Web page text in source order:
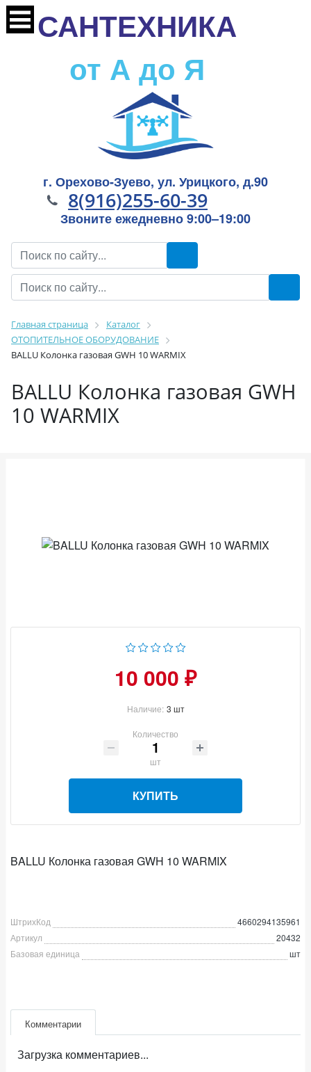
САНТЕХНИКА
от А до Я
г. Орехово-Зуево, ул. Урицкого, д.90
8(916)255-60-39
Звоните ежедневно 9:00–19:00
Главная страница
Каталог
ОТОПИТЕЛЬНОЕ ОБОРУДОВАНИЕ
BALLU Колонка газовая GWH 10 WARMIX
BALLU Колонка газовая GWH
10 WARMIX
10 000 ₽
Наличие: 3 шт
Количество
шт
КУПИТЬ
BALLU Колонка газовая GWH 10 WARMIX
ШтрихКод
4660294135961
Артикул
20432
Базовая единица
шт
Комментарии
Загрузка комментариев...